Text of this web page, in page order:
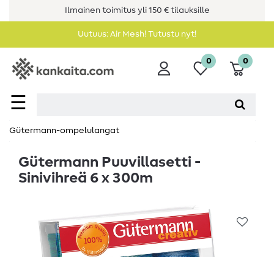
Ilmainen toimitus yli 150 € tilauksille
Uutuus: Air Mesh! Tutustu nyt!
☰
0 0
Gütermann-ompelulangat
Gütermann Puuvillasetti -
Sinivihreä 6 x 300m